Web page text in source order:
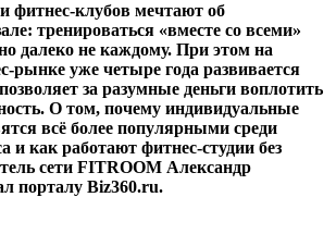
фитнес-клубов мечтают об
тренироваться «вместе со всеми»
далеко не каждому. При этом на
рынке уже четыре года развивается
за разумные деньги воплотить
О том, почему индивидуальные
всё более популярными среди
и как работают фитнес-студии без
сети FITROOM Александр
порталу Biz360.ru.